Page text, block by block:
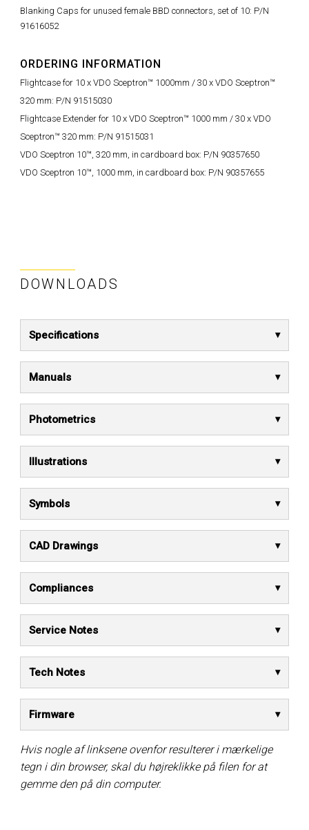
Blanking Caps for unused female BBD connectors, set of 10: P/N
91616052
ORDERING INFORMATION
Flightcase for 10 x VDO Sceptron™ 1000mm / 30 x VDO Sceptron™
320 mm: P/N 91515030
Flightcase Extender for 10 x VDO Sceptron™ 1000 mm / 30 x VDO
Sceptron™ 320 mm: P/N 91515031
VDO Sceptron 10™, 320 mm, in cardboard box: P/N 90357650
VDO Sceptron 10™, 1000 mm, in cardboard box: P/N 90357655
DOWNLOADS
Specifications
Manuals
Photometrics
Illustrations
Symbols
CAD Drawings
Compliances
Service Notes
Tech Notes
Firmware
Hvis nogle af linksene ovenfor resulterer i mærkelige
tegn i din browser, skal du højreklikke på filen for at
gemme den på din computer.